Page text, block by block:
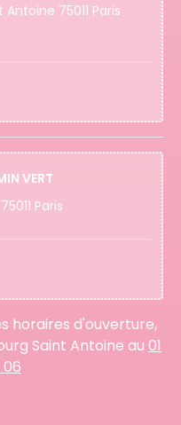
75011 Paris
VERT
Paris
horaires d'ouverture,
Saint Antoine au 01
06